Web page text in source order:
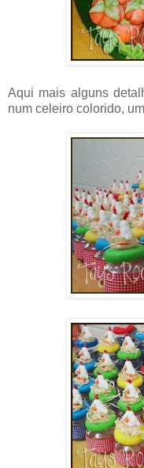
Aqui mais alguns
num celeiro colorido,